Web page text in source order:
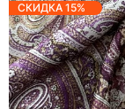
СКИДКА 15%